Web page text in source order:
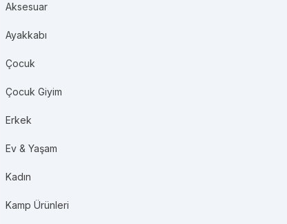
Aksesuar
Ayakkabı
Çocuk
Çocuk Giyim
Erkek
Ev & Yaşam
Kadın
Kamp Ürünleri